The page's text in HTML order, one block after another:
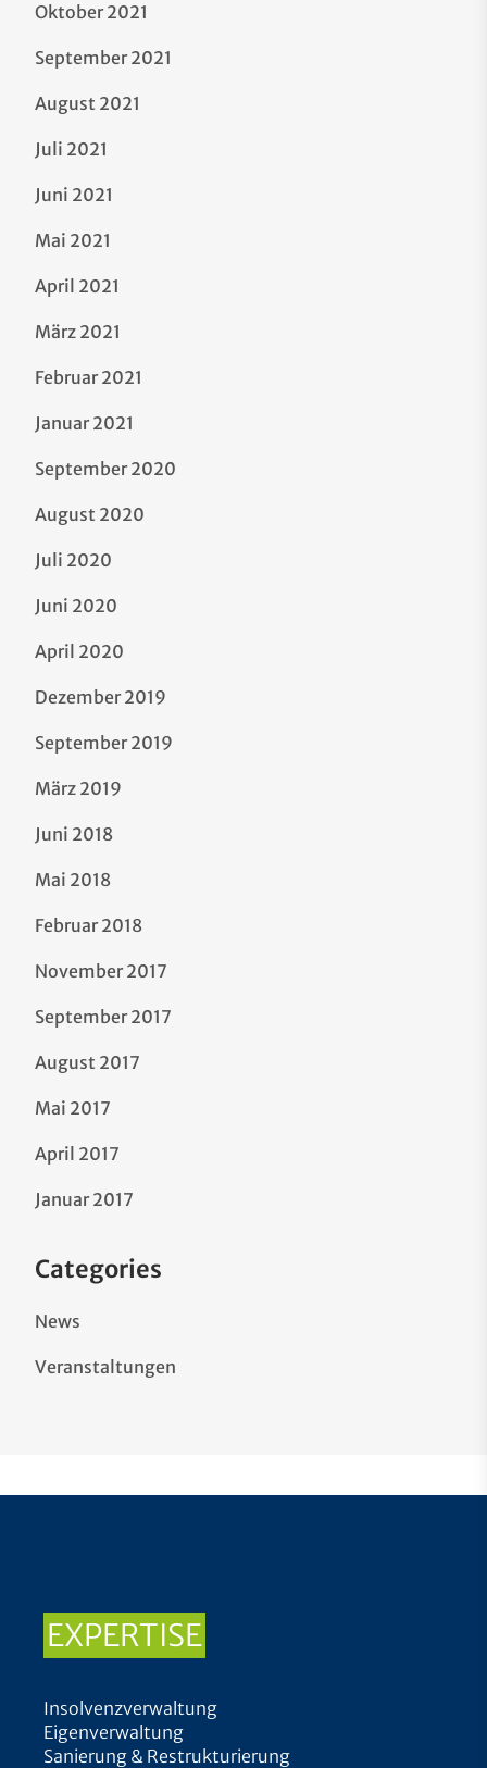
Oktober 2021
September 2021
August 2021
Juli 2021
Juni 2021
Mai 2021
April 2021
März 2021
Februar 2021
Januar 2021
September 2020
August 2020
Juli 2020
Juni 2020
April 2020
Dezember 2019
September 2019
März 2019
Juni 2018
Mai 2018
Februar 2018
November 2017
September 2017
August 2017
Mai 2017
April 2017
Januar 2017
Categories
News
Veranstaltungen
EXPERTISE
Insolvenzverwaltung
Eigenverwaltung
Sanierung & Restrukturierung